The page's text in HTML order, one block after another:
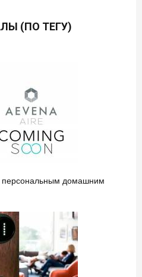
(ПО ТЕГУ)
персональным домашним